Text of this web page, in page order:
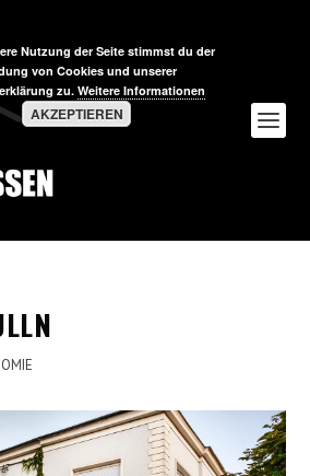
Nutzung der Seite stimmst du der
von Cookies und unserer
zu. Weitere Informationen
AKZEPTIEREN